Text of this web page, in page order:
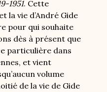
1951. Cette
la vie d’André Gide
pour qui souhaite
dès à présent que
particulière dans
et vient
volume
de la vie de Gide